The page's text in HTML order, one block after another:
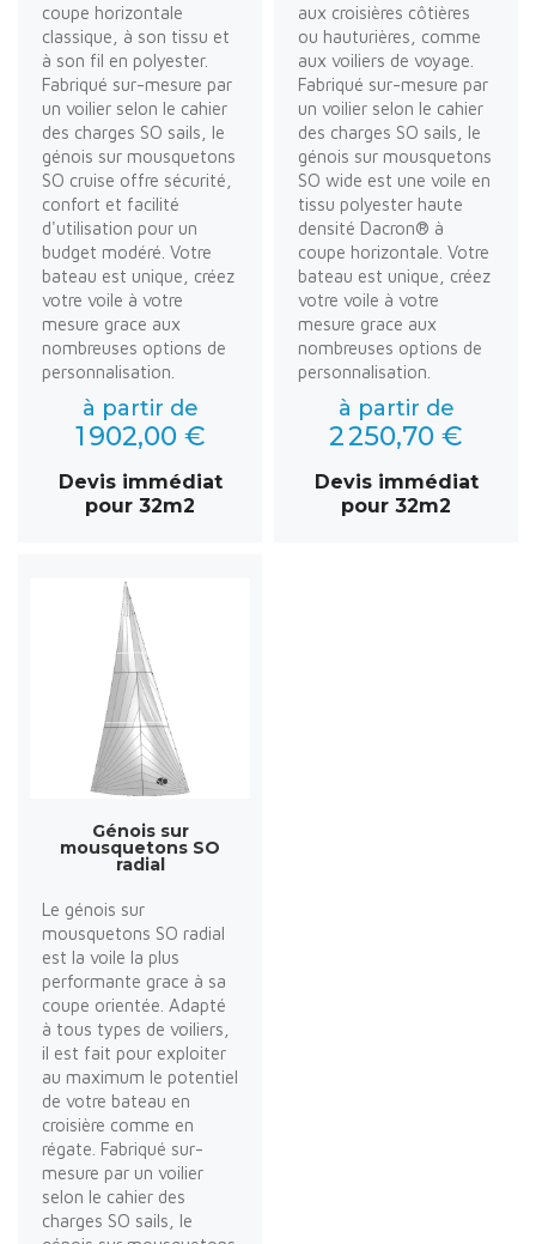
coupe horizontale
classique, à son tissu et
à son fil en polyester.
Fabriqué sur-mesure par
un voilier selon le cahier
des charges SO sails, le
génois sur mousquetons
SO cruise offre sécurité,
confort et facilité
d'utilisation pour un
budget modéré. Votre
bateau est unique, créez
votre voile à votre
mesure grace aux
nombreuses options de
personnalisation.
à partir de
1 902,00 €
Devis immédiat
pour 32m2
aux croisières côtières
ou hauturières, comme
aux voiliers de voyage.
Fabriqué sur-mesure par
un voilier selon le cahier
des charges SO sails, le
génois sur mousquetons
SO wide est une voile en
tissu polyester haute
densité Dacron® à
coupe horizontale. Votre
bateau est unique, créez
votre voile à votre
mesure grace aux
nombreuses options de
personnalisation.
à partir de
2 250,70 €
Devis immédiat
pour 32m2
Génois sur
mousquetons SO
radial
Le génois sur
mousquetons SO radial
est la voile la plus
performante grace à sa
coupe orientée. Adapté
à tous types de voiliers,
il est fait pour exploiter
au maximum le potentiel
de votre bateau en
croisière comme en
régate. Fabriqué sur-
mesure par un voilier
selon le cahier des
charges SO sails, le